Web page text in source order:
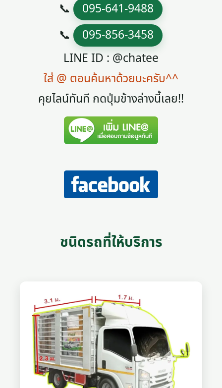
📞 095-641-9488
📞 095-856-3458
LINE ID : @chatee
ใส่ @ ตอนค้นหาด้วยนะครับ^^
คุยไลน์ทันที กดปุ่มข้างล่างนี้เลย!!
ชนิดรถที่ให้บริการ